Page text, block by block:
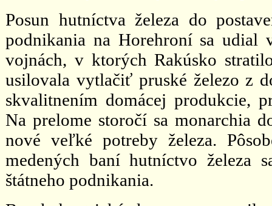
Posun hutníctva železa do
podnikania na Horehroní sa udial
vojnách, v ktorých Rakúsko
usilovala vytlačiť pruské železo z
skvalitnením domácej produkcie,
Na prelome storočí sa monarchia
nové veľké potreby železa.
medených baní hutníctvo železa
štátneho podnikania.